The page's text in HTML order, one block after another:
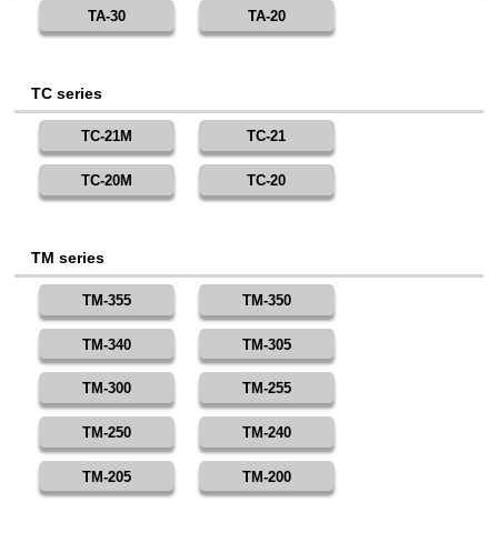
TA-30 TA-20
TC series
TC-21M TC-21
TC-20M TC-20
TM series
TM-355 TM-350
TM-340 TM-305
TM-300 TM-255
TM-250 TM-240
TM-205 TM-200